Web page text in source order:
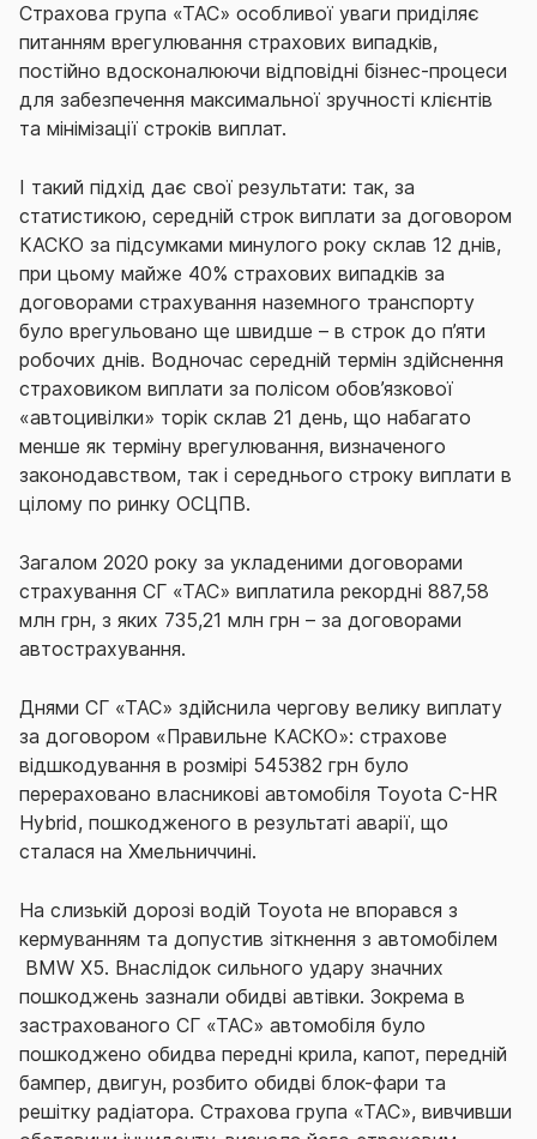
Страхова група «ТАС» особливої уваги приділяє
питанням врегулювання страхових випадків,
постійно вдосконалюючи відповідні бізнес-процеси
для забезпечення максимальної зручності клієнтів
та мінімізації строків виплат.
І такий підхід дає свої результати: так, за
статистикою, середній строк виплати за договором
КАСКО за підсумками минулого року склав 12 днів,
при цьому майже 40% страхових випадків за
договорами страхування наземного транспорту
було врегульовано ще швидше – в строк до п’яти
робочих днів. Водночас середній термін здійснення
страховиком виплати за полісом обов’язкової
«автоцивілки» торік склав 21 день, що набагато
менше як терміну врегулювання, визначеного
законодавством, так і середнього строку виплати в
цілому по ринку ОСЦПВ.
Загалом 2020 року за укладеними договорами
страхування СГ «ТАС» виплатила рекордні 887,58
млн грн, з яких 735,21 млн грн – за договорами
автострахування.
Днями СГ «ТАС» здійснила чергову велику виплату
за договором «Правильне КАСКО»: страхове
відшкодування в розмірі 545382 грн було
перераховано власникові автомобіля Toyota C-HR
Hybrid, пошкодженого в результаті аварії, що
сталася на Хмельниччині.
На слизькій дорозі водій Toyota не впорався з
кермуванням та допустив зіткнення з автомобілем
BMW Х5. Внаслідок сильного удару значних
пошкоджень зазнали обидві автівки. Зокрема в
застрахованого СГ «ТАС» автомобіля було
пошкоджено обидва передні крила, капот, передній
бампер, двигун, розбито обидві блок-фари та
решітку радіатора. Страхова група «ТАС», вивчивши